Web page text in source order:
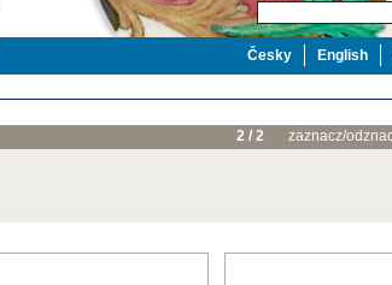
English
Česky
2 / 2 zaznacz/